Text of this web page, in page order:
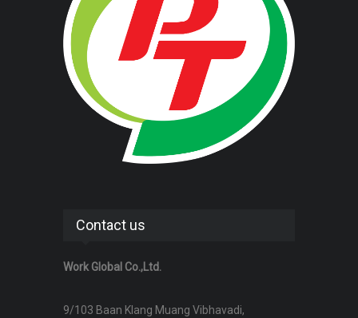
Contact us
Work Global Co.,Ltd.
9/103 Baan Klang Muang Vibhavadi,